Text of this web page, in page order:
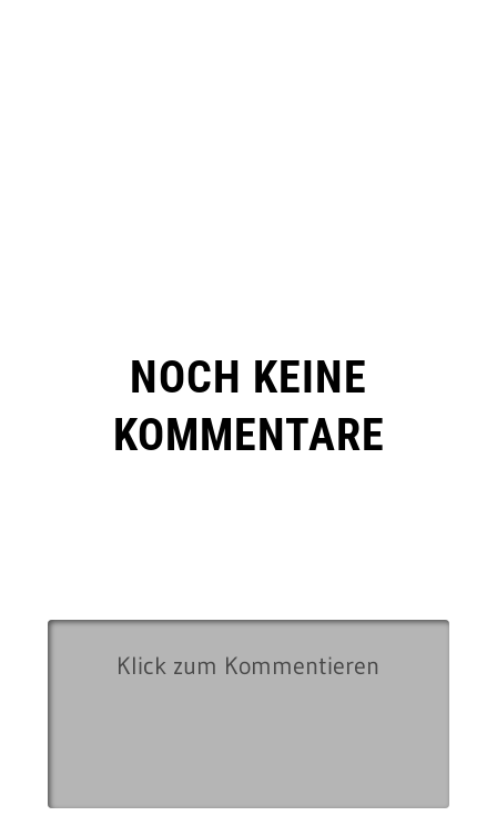
NOCH KEINE
KOMMENTARE